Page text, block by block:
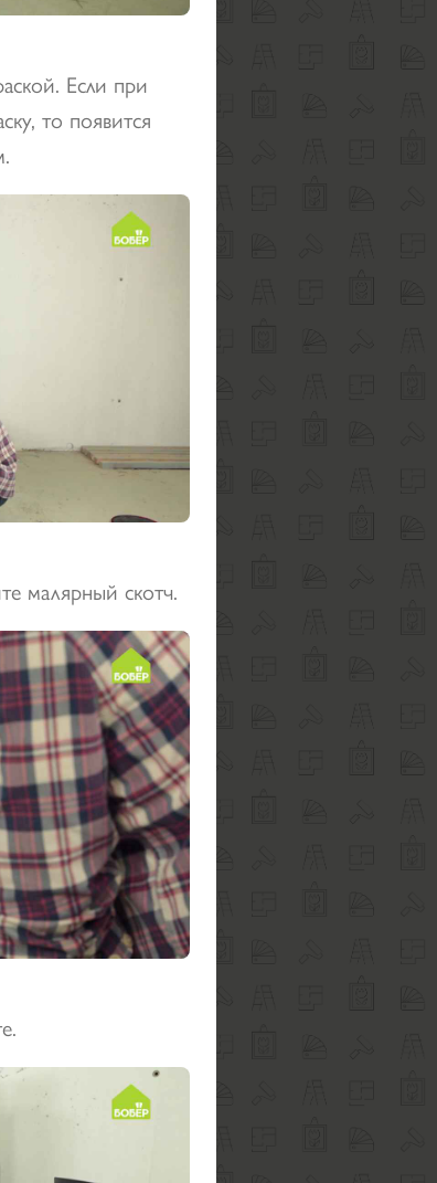
Если при
то появится
малярный скотч.